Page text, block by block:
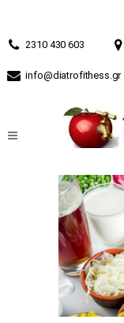
2310 430 603
info@diatrofithess.gr